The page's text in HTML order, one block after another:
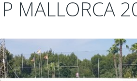
MALLORCA